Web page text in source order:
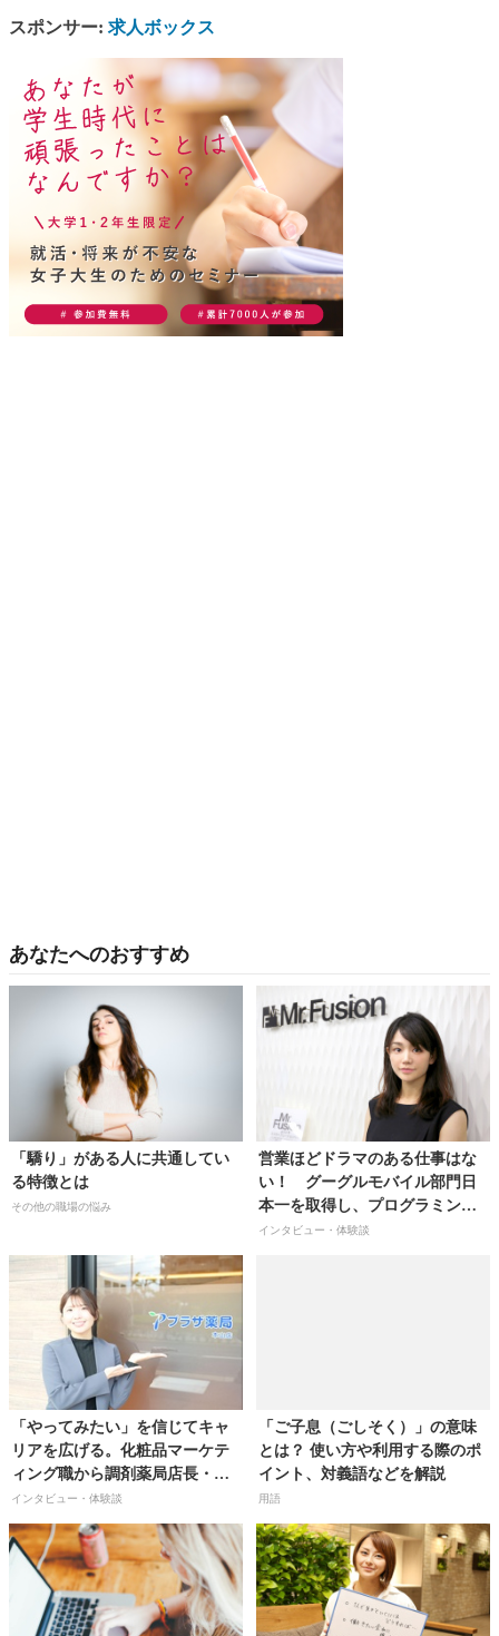
スポンサー: 求人ボックス
あなたへのおすすめ
「驕り」がある人に共通してい
る特徴とは
その他の職場の悩み
営業ほどドラマのある仕事はな
い！ グーグルモバイル部門日
本一を取得し、プログラミング
業界で１位のシェアを目指し、
インタビュー・体験談
「やってみたい」を信じてキャ
リアを広げる。化粧品マーケテ
ィング職から調剤薬局店長・管
理薬剤師・人事・教育の多職種
兼任へ【株式会社プラザ薬局／
藤井優佳さん】
インタビュー・体験談
「ご子息（ごしそく）」の意味
とは？ 使い方や利用する際のポ
イント、対義語などを解説
用語